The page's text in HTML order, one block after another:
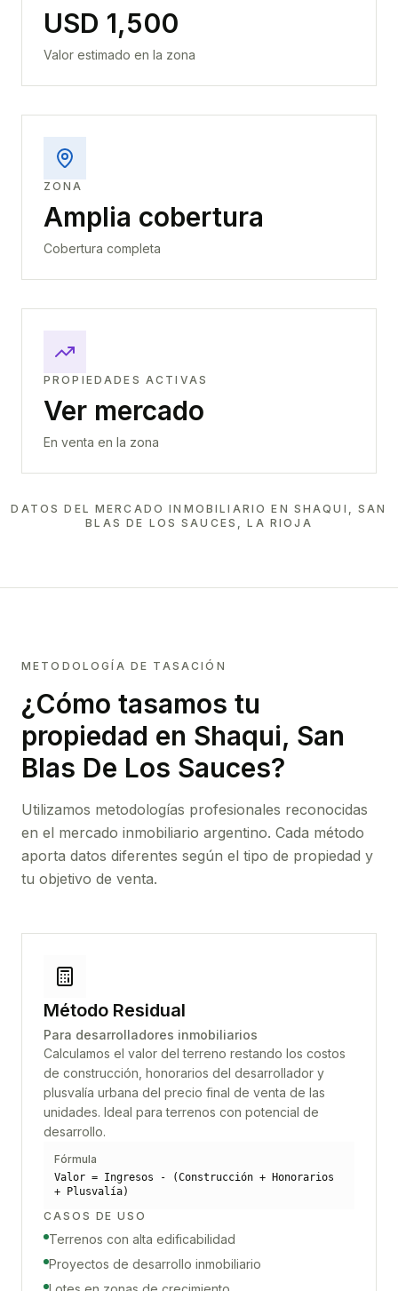
USD 1,500
Valor estimado en la zona
ZONA
Amplia cobertura
Cobertura completa
PROPIEDADES ACTIVAS
Ver mercado
En venta en la zona
DATOS DEL MERCADO INMOBILIARIO EN SHAQUI, SAN
BLAS DE LOS SAUCES, LA RIOJA
METODOLOGÍA DE TASACIÓN
¿Cómo tasamos tu
propiedad en Shaqui, San
Blas De Los Sauces?
Utilizamos metodologías profesionales reconocidas
en el mercado inmobiliario argentino. Cada método
aporta datos diferentes según el tipo de propiedad y
tu objetivo de venta.
Método Residual
Para desarrolladores inmobiliarios
Calculamos el valor del terreno restando los costos
de construcción, honorarios del desarrollador y
plusvalía urbana del precio final de venta de las
unidades. Ideal para terrenos con potencial de
desarrollo.
Fórmula
Valor = Ingresos - (Construcción + Honorarios
+ Plusvalía)
CASOS DE USO
Terrenos con alta edificabilidad
Proyectos de desarrollo inmobiliario